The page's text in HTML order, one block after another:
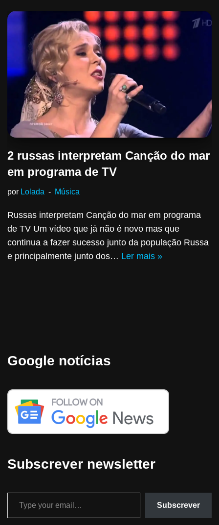
2 russas interpretam Canção do mar
em programa de TV
por Lolada Música
Russas interpretam Canção do mar em programa
de TV Um vídeo que já não é novo mas que
continua a fazer sucesso junto da população Russa
e principalmente junto dos… Ler mais »
Google notícias
Subscrever newsletter
Subscrever